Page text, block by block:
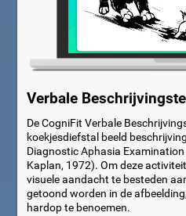
Verbale
De CogniFit Verbale
koekjesdiefstal beeld
Diagnostic Aphasia
Kaplan, 1972). Om deze
visuele aandacht te besteden
getoond worden in de
hardop te benoemen.